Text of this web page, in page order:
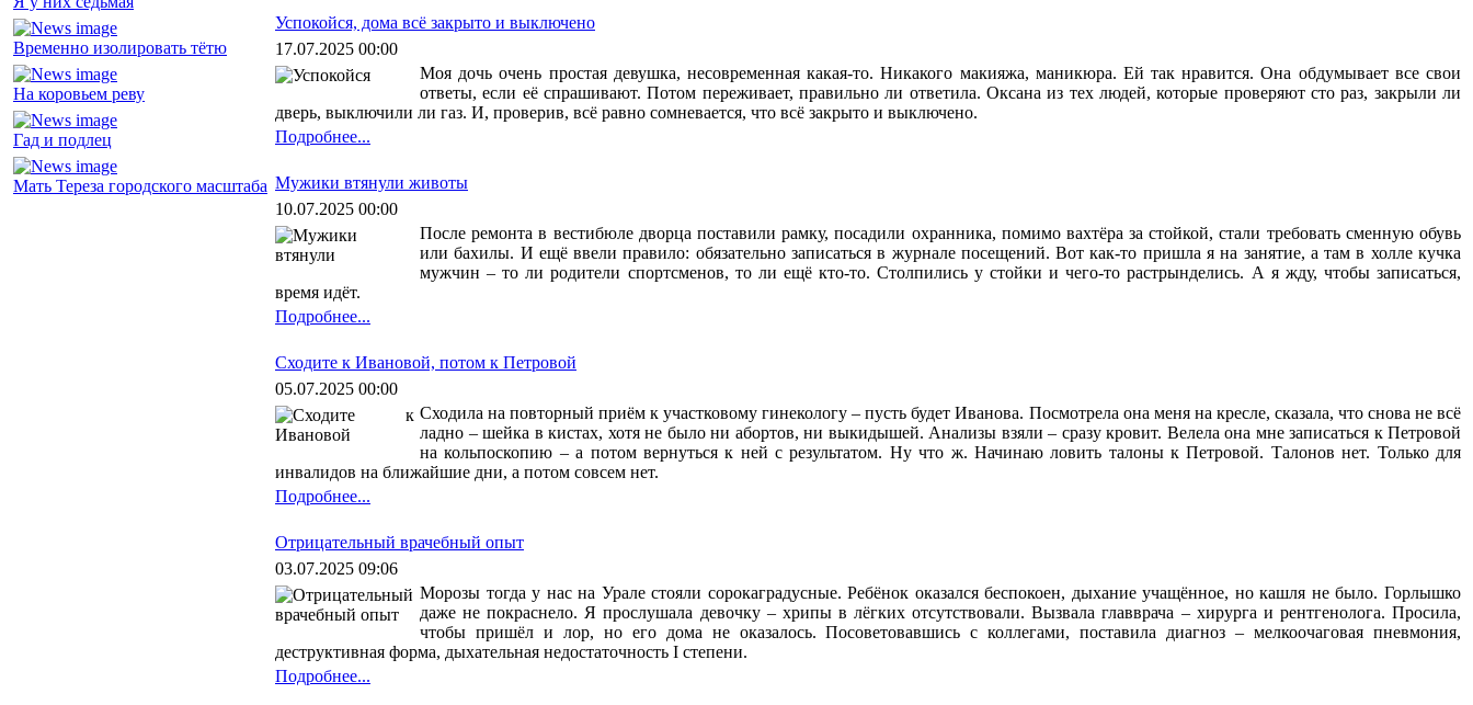
Временно изолировать тётю
На коровьем реву
Гад и подлец
Мать Тереза городского масштаба
Успокойся, дома всё закрыто и выключено
17.07.2025 00:00
Моя дочь очень простая девушка, несовременная какая-то. Никакого макияжа, маникюра. Ей так нравится. Она обдумывает все свои
ответы, если её спрашивают. Потом переживает, правильно ли ответила. Оксана из тех людей, которые проверяют сто раз, закрыли ли
дверь, выключили ли газ. И, проверив, всё равно сомневается, что всё закрыто и выключено.
Подробнее...
Мужики втянули животы
10.07.2025 00:00
После ремонта в вестибюле дворца поставили рамку, посадили охранника, помимо вахтёра за стойкой, стали требовать сменную обувь
или бахилы. И ещё ввели правило: обязательно записаться в журнале посещений. Вот как-то пришла я на занятие, а там в холле кучка
мужчин – то ли родители спортсменов, то ли ещё кто-то. Столпились у стойки и чего-то растрынделись. А я жду, чтобы записаться,
время идёт.
Подробнее...
Сходите к Ивановой, потом к Петровой
05.07.2025 00:00
Сходила на повторный приём к участковому гинекологу – пусть будет Иванова. Посмотрела она меня на кресле, сказала, что снова не всё
ладно – шейка в кистах, хотя не было ни абортов, ни выкидышей. Анализы взяли – сразу кровит. Велела она мне записаться к Петровой
на кольпоскопию – а потом вернуться к ней с результатом. Ну что ж. Начинаю ловить талоны к Петровой. Талонов нет. Только для
инвалидов на ближайшие дни, а потом совсем нет.
Подробнее...
Отрицательный врачебный опыт
03.07.2025 09:06
Морозы тогда у нас на Урале стояли сорокаградусные. Ребёнок оказался беспокоен, дыхание учащённое, но кашля не было. Горлышко
даже не покраснело. Я прослушала девочку – хрипы в лёгких отсутствовали. Вызвала главврача – хирурга и рентгенолога. Просила,
чтобы пришёл и лор, но его дома не оказалось. Посоветовавшись с коллегами, поставила диагноз – мелкоочаговая пневмония,
деструктивная форма, дыхательная недостаточность I степени.
Подробнее...